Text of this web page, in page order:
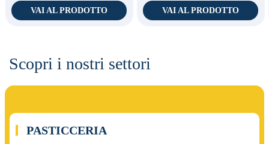
VAI AL PRODOTTO VAI AL PRODOTTO
Scopri i nostri settori
01.
PASTICCERIA